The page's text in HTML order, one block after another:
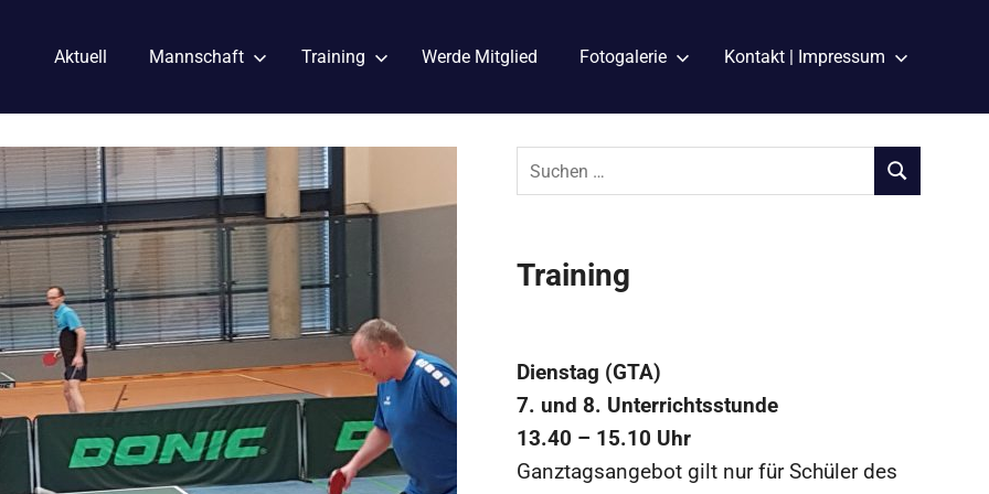
Aktuell Mannschaft Training Werde Mitglied Fotogalerie Kontakt | Impressum
nach:
SUCHEN
Training
Dienstag (GTA)
7. und 8. Unterrichtsstunde
13.40 – 15.10 Uhr
Ganztagsangebot gilt nur für Schüler des